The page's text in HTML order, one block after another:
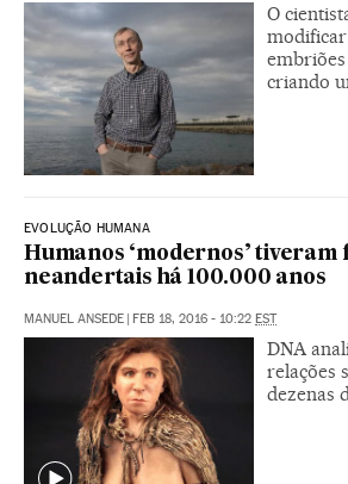
O
criando
EVOLUÇÃO HUMANA
Humanos ‘modernos’ tiveram
neandertais há 100.000 anos
MANUEL ANSEDE | FEB 18, 2016 - 10:22 EST
DNA
relações
dezenas